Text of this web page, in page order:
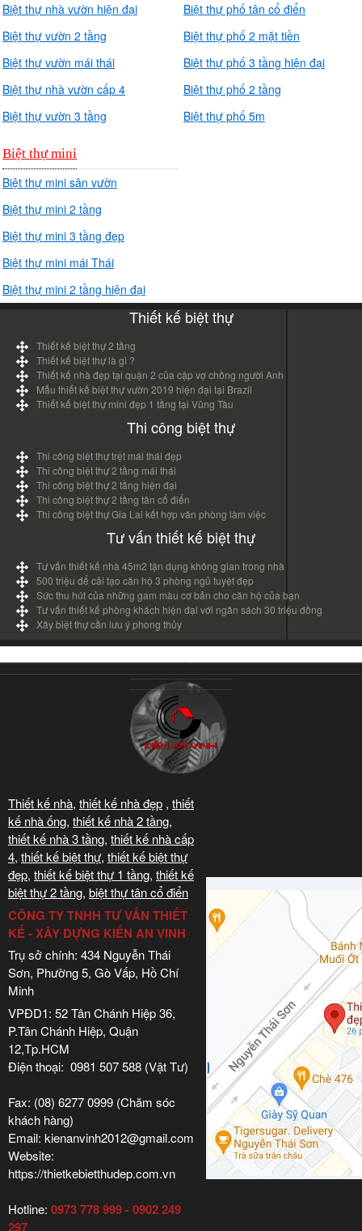
Biệt thự nhà vườn hiện đại
Biệt thự vườn 2 tầng
Biệt thự vườn mái thái
Biệt thự nhà vườn cấp 4
Biệt thự vườn 3 tầng
Biệt thự phố tân cổ điển
Biệt thự phố 2 mặt tiền
Biệt thự phố 3 tầng hiện đại
Biệt thự phố 2 tầng
Biệt thự phố 5m
Biệt thự mini
Biệt thự mini sân vườn
Biệt thự mini 2 tầng
Biệt thự mini 3 tầng đẹp
Biệt thự mini mái Thái
Biệt thự mini 2 tầng hiện đại
Thiết kế biệt thự
Thiết kế biệt thự 2 tầng
Thiết kế biệt thự là gì ?
Thiết kế nhà đẹp tại quận 2 của cặp vợ chồng người Anh
Mẫu thiết kế biệt thự vườn 2019 hiện đại tại Brazil
Thiết kế biệt thự mini đẹp 1 tầng tại Vũng Tàu
Thi công biệt thự
Thi công biệt thự trệt mái thái đẹp
Thi công biệt thự 2 tầng mái thái
Thi công biệt thự 2 tầng hiện đại
Thi công biệt thự 2 tầng tân cổ điển
Thi công biệt thự Gia Lai kết hợp văn phòng làm việc
Tư vấn thiết kế biệt thự
Tư vấn thiết kế nhà 45m2 tận dụng không gian trong nhà
500 triệu để cải tạo căn hộ 3 phòng ngủ tuyệt đẹp
Sức thu hút của những gam màu cơ bản cho căn hộ của bạn
Tư vấn thiết kế phòng khách hiện đại với ngân sách 30 triệu đồng
Xây biệt thự cần lưu ý phong thủy
Thiết kế nhà, thiết kế nhà đẹp , thiết
kế nhà ống, thiết kế nhà 2 tầng,
thiết kế nhà 3 tầng, thiết kế nhà cấp
4, thiết kế biệt thự, thiết kế biệt thự
đẹp, thiết kế biệt thự 1 tầng, thiết kế
biệt thự 2 tầng, biệt thự tân cổ điển
CÔNG TY TNHH TƯ VẤN THIẾT
KẾ - XÂY DỰNG KIẾN AN VINH
Trụ sở chính: 434 Nguyễn Thái
Sơn, Phường 5, Gò Vấp, Hồ Chí
Minh
VPĐD1: 52 Tân Chánh Hiệp 36,
P.Tân Chánh Hiệp, Quận
12,Tp.HCM
Điện thoại: 0981 507 588 (Vật Tư)
Fax: (08) 6277 0999 (Chăm sóc
khách hàng)
Email: kienanvinh2012@gmail.com
Website:
https://thietkebietthudep.com.vn
Hotline: 0973 778 999 - 0902 249
297